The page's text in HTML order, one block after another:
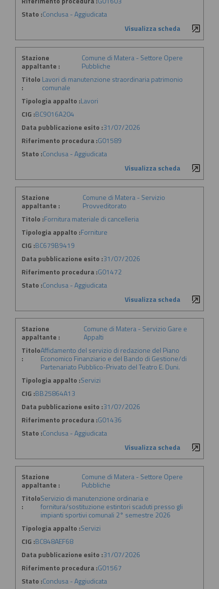
Stato :Conclusa - Aggiudicata
Visualizza scheda
Stazione
appaltante :
Comune di Matera - Settore Opere
Pubbliche
Titolo
:
Lavori di manutenzione straordinaria patrimonio
comunale
Tipologia appalto :Lavori
CIG :BC9016A204
Data pubblicazione esito :31/07/2026
Riferimento procedura :G01589
Stato :Conclusa - Aggiudicata
Visualizza scheda
Stazione
appaltante :
Comune di Matera - Servizio
Provveditorato
Titolo :Fornitura materiale di cancelleria
Tipologia appalto :Forniture
CIG :BC679B9419
Data pubblicazione esito :31/07/2026
Riferimento procedura :G01472
Stato :Conclusa - Aggiudicata
Visualizza scheda
Stazione
appaltante :
Comune di Matera - Servizio Gare e
Appalti
Titolo
:
Affidamento del servizio di redazione del Piano
Economico Finanziario e del Bando di Gestione/di
Partenariato Pubblico-Privato del Teatro E. Duni.
Tipologia appalto :Servizi
CIG :BB25864A13
Data pubblicazione esito :31/07/2026
Riferimento procedura :G01436
Stato :Conclusa - Aggiudicata
Visualizza scheda
Stazione
appaltante :
Comune di Matera - Settore Opere
Pubbliche
Titolo
:
Servizio di manutenzione ordinaria e
fornitura/sostituzione estintori scaduti presso gli
impianti sportivi comunali 2° semestre 2026
Tipologia appalto :Servizi
CIG :BC848AEF68
Data pubblicazione esito :31/07/2026
Riferimento procedura :G01567
Stato :Conclusa - Aggiudicata